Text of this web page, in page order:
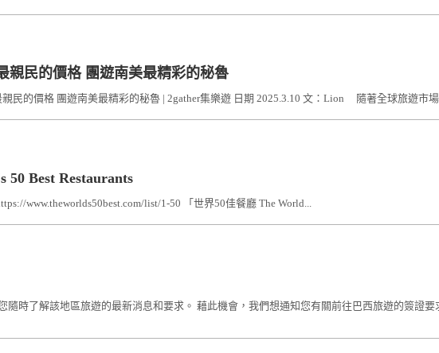
親民的價格 團遊南美最精彩的秘魯
民的價格 團遊南美最精彩的秘魯 | 2gather集樂遊 日期 2025.3.10 文：Lion 隨著全球旅遊市場
50 Best Restaurants
www.theworlds50best.com/list/1-50 「世界50佳餐廳 The World...
隨時了解該地區旅遊的最新消息和要求。 藉此機會，我們想通知您有關前往巴西旅遊的簽證